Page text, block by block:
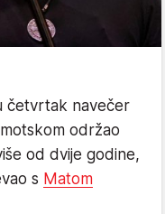
četvrtak navečer
održao
od dvije godine,
s Matom